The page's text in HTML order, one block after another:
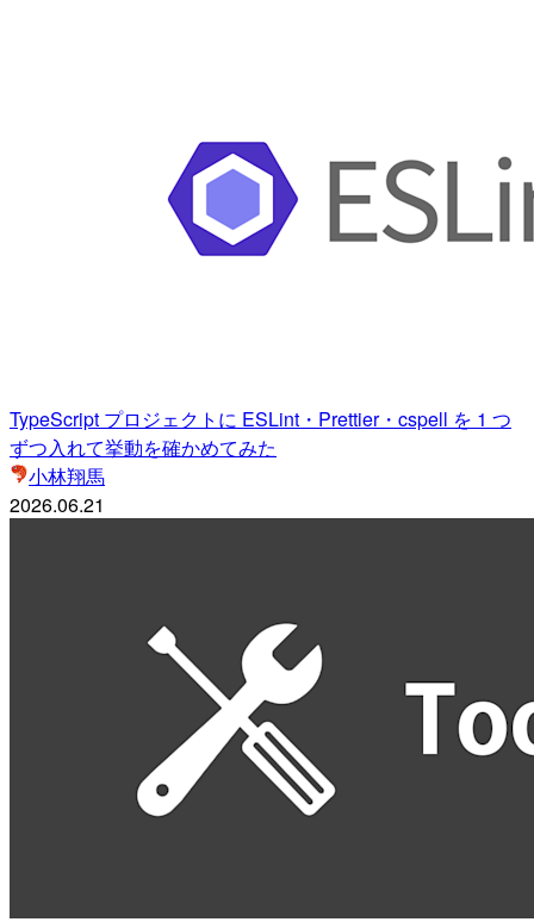
TypeScript プロジェクトに ESLint・Prettier・cspell を 1 つ
ずつ入れて挙動を確かめてみた
小林翔馬
2026.06.21